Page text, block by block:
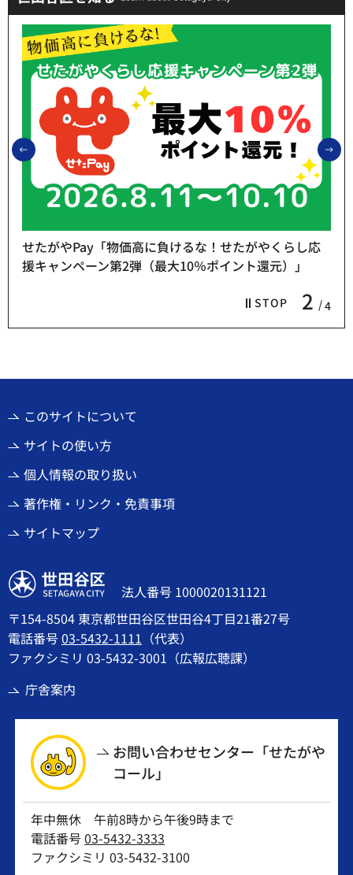
前のスライドを表示
STOP 2 4
せたがやPay「物価高に負けるな！せたがやくらし応
援キャンペーン第2弾（最大10％ポイント還元）」
このサイトについて
サイトの使い方
個人情報の取り扱い
著作権・リンク・免責事項
サイトマップ
世田谷区
法人番号 1000020131121
〒154-8504 東京都世田谷区世田谷4丁目21番27号
電話番号03-5432-1111 （代表）
ファクシミリ 03-5432-3001（広報広聴課）
庁舎案内
お問い合わせセンター「せたがや
コール」
年中無休 午前8時から午後9時まで
電話番号03-5432-3333
ファクシミリ 03-5432-3100